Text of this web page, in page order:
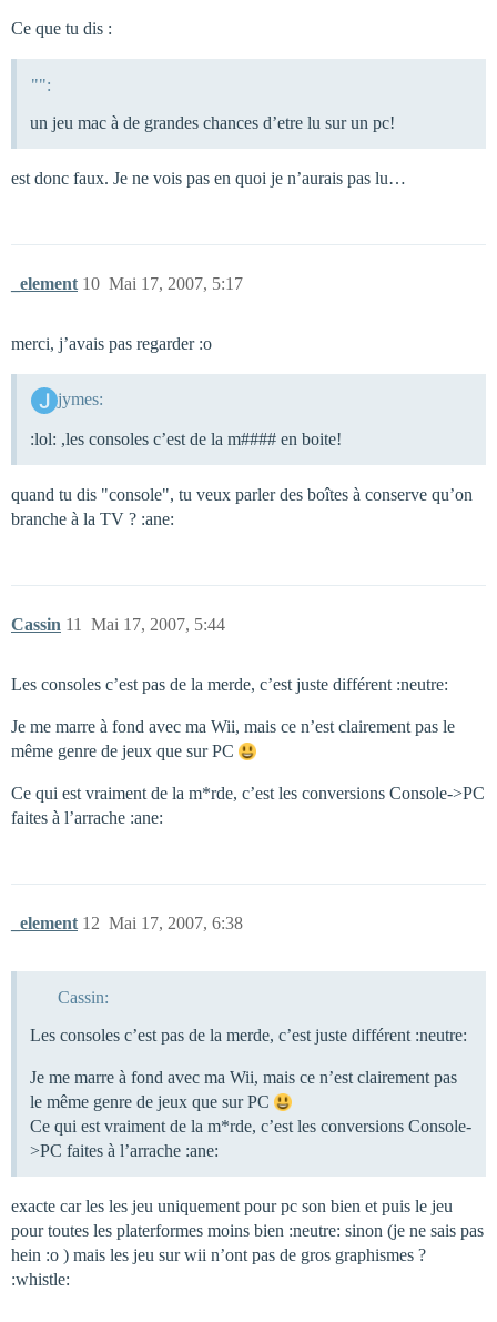
Ce que tu dis :
"":
un jeu mac à de grandes chances d’etre lu sur un pc!
est donc faux. Je ne vois pas en quoi je n’aurais pas lu…
_element Mai 17, 2007, 5:17
10
merci, j’avais pas regarder :o
jymes:
:lol: ,les consoles c’est de la m#### en boite!
quand tu dis "console", tu veux parler des boîtes à conserve qu’on
branche à la TV ? :ane:
Cassin Mai 17, 2007, 5:44
11
Les consoles c’est pas de la merde, c’est juste différent :neutre:
Je me marre à fond avec ma Wii, mais ce n’est clairement pas le
même genre de jeux que sur PC
Ce qui est vraiment de la m*rde, c’est les conversions Console->PC
faites à l’arrache :ane:
_element Mai 17, 2007, 6:38
12
Cassin:
Les consoles c’est pas de la merde, c’est juste différent :neutre:
Je me marre à fond avec ma Wii, mais ce n’est clairement pas
le même genre de jeux que sur PC
Ce qui est vraiment de la m*rde, c’est les conversions Console-
>PC faites à l’arrache :ane:
exacte car les les jeu uniquement pour pc son bien et puis le jeu
pour toutes les platerformes moins bien :neutre: sinon (je ne sais pas
hein :o ) mais les jeu sur wii n’ont pas de gros graphismes ?
:whistle: